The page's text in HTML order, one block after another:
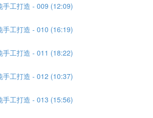
手工打造 - 009 (12:09)
手工打造 - 010 (16:19)
手工打造 - 011 (18:22)
手工打造 - 012 (10:37)
手工打造 - 013 (15:56)